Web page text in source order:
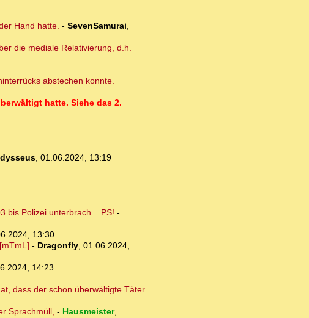
Hand hatte. - SevenSamurai,
die mediale Relativierung, d.h.
abstechen konnte.
hatte. Siehe das 2.
, 01.06.2024, 13:19
bis Polizei unterbrach... PS! -
13:30
- Dragonfly, 01.06.2024,
14:23
dass der schon überwältigte Täter
Sprachmüll, - Hausmeister,